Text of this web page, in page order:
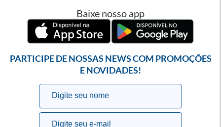
Baixe nosso app
PARTICIPE DE NOSSAS NEWS COM PROMOÇÕES
E NOVIDADES!